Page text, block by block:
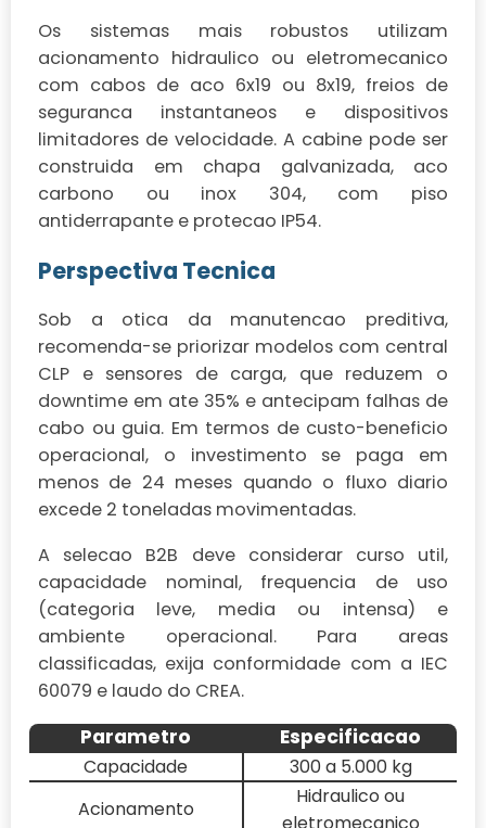
Os sistemas mais robustos utilizam
acionamento hidraulico ou eletromecanico
com cabos de aco 6x19 ou 8x19, freios de
seguranca instantaneos e dispositivos
limitadores de velocidade. A cabine pode ser
construida em chapa galvanizada, aco
carbono ou inox 304, com piso
antiderrapante e protecao IP54.
Perspectiva Tecnica
Sob a otica da manutencao preditiva,
recomenda-se priorizar modelos com central
CLP e sensores de carga, que reduzem o
downtime em ate 35% e antecipam falhas de
cabo ou guia. Em termos de custo-beneficio
operacional, o investimento se paga em
menos de 24 meses quando o fluxo diario
excede 2 toneladas movimentadas.
A selecao B2B deve considerar curso util,
capacidade nominal, frequencia de uso
(categoria leve, media ou intensa) e
ambiente operacional. Para areas
classificadas, exija conformidade com a IEC
60079 e laudo do CREA.
Parametro Especificacao
Capacidade
300 a 5.000 kg
Acionamento
Hidraulico ou
eletromecanico